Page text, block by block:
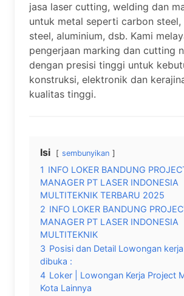
jasa laser cutting, welding dan
untuk metal seperti carbon steel,
steel, aluminium, dsb. Kami
pengerjaan marking dan cutting
dengan presisi tinggi untuk
konstruksi, elektronik dan
kualitas tinggi.
Isi sembunyikan
1 INFO LOKER BANDUNG
MANAGER PT LASER INDONESIA
MULTITEKNIK TERBARU 2025
2 INFO LOKER BANDUNG
MANAGER PT LASER INDONESIA
MULTITEKNIK
3 Posisi dan Detail Lowongan
dibuka :
4 Loker | Lowongan Kerja Project
Kota Lainnya